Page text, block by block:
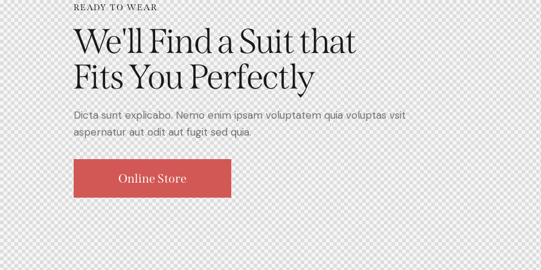
READY TO WEAR
We'll Find a Suit that
Fits You Perfectly
Dicta sunt explicabo. Nemo enim ipsam voluptatem quia voluptas vsit
aspernatur aut odit aut fugit sed quia.
Online Store